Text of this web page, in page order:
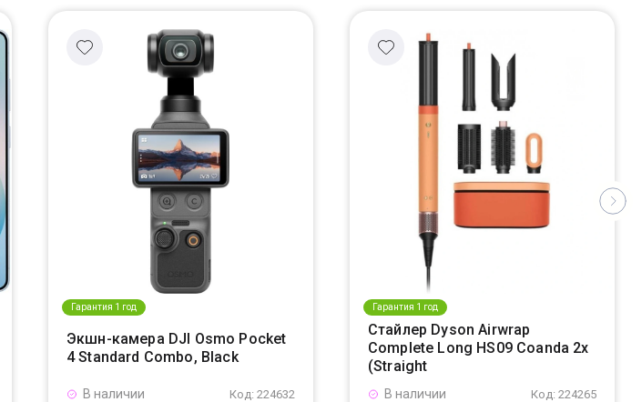
Гарантия 1 год
Экшн-камера DJI Osmo Pocket
4 Standard Combo, Black
Код: 224632
В наличии
Гарантия 1 год
Стайлер Dyson Airwrap
Complete Long HS09 Coanda 2x
(Straight
Код: 224265
В наличии